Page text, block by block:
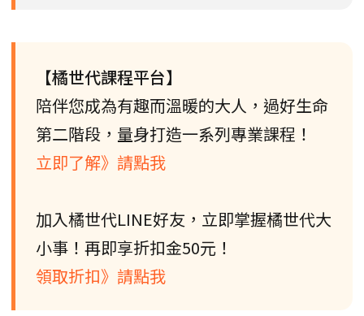
【橘世代課程平台】
陪伴您成為有趣而溫暖的大人，過好生命
第二階段，量身打造一系列專業課程！
立即了解》請點我
加入橘世代LINE好友，立即掌握橘世代大
小事！再即享折扣金50元！
領取折扣》請點我